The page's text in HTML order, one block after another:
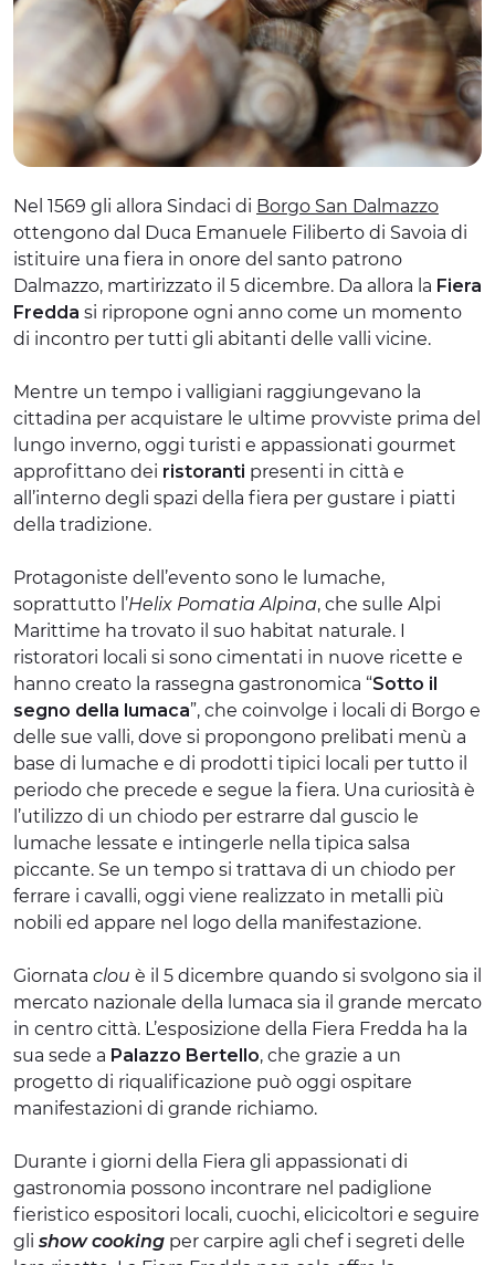
Nel 1569 gli allora Sindaci di Borgo San Dalmazzo
ottengono dal Duca Emanuele Filiberto di Savoia di
istituire una fiera in onore del santo patrono
Dalmazzo, martirizzato il 5 dicembre. Da allora la Fiera
Fredda si ripropone ogni anno come un momento
di incontro per tutti gli abitanti delle valli vicine.
Mentre un tempo i valligiani raggiungevano la
cittadina per acquistare le ultime provviste prima del
lungo inverno, oggi turisti e appassionati gourmet
approfittano dei ristoranti presenti in città e
all’interno degli spazi della fiera per gustare i piatti
della tradizione.
Protagoniste dell’evento sono le lumache,
soprattutto l’Helix Pomatia Alpina, che sulle Alpi
Marittime ha trovato il suo habitat naturale. I
ristoratori locali si sono cimentati in nuove ricette e
hanno creato la rassegna gastronomica “Sotto il
segno della lumaca”, che coinvolge i locali di Borgo e
delle sue valli, dove si propongono prelibati menù a
base di lumache e di prodotti tipici locali per tutto il
periodo che precede e segue la fiera. Una curiosità è
l’utilizzo di un chiodo per estrarre dal guscio le
lumache lessate e intingerle nella tipica salsa
piccante. Se un tempo si trattava di un chiodo per
ferrare i cavalli, oggi viene realizzato in metalli più
nobili ed appare nel logo della manifestazione.
Giornata clou è il 5 dicembre quando si svolgono sia il
mercato nazionale della lumaca sia il grande mercato
in centro città. L’esposizione della Fiera Fredda ha la
sua sede a Palazzo Bertello, che grazie a un
progetto di riqualificazione può oggi ospitare
manifestazioni di grande richiamo.
Durante i giorni della Fiera gli appassionati di
gastronomia possono incontrare nel padiglione
fieristico espositori locali, cuochi, elicicoltori e seguire
gli show cooking per carpire agli chef i segreti delle